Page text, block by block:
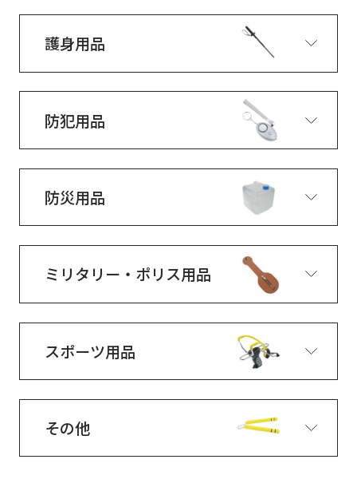
護身用品
防犯用品
防災用品
ミリタリー・ポリス用品
スポーツ用品
その他